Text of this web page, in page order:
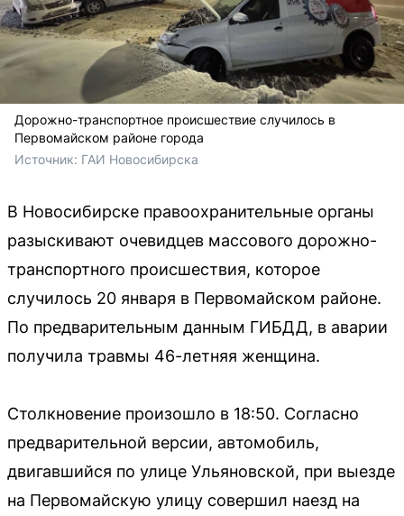
Дорожно-транспортное происшествие случилось в
Первомайском районе города
Источник: ГАИ Новосибирска
В Новосибирске правоохранительные органы
разыскивают очевидцев массового дорожно-
транспортного происшествия, которое
случилось 20 января в Первомайском районе.
По предварительным данным ГИБДД, в аварии
получила травмы 46-летняя женщина.
Столкновение произошло в 18:50. Согласно
предварительной версии, автомобиль,
двигавшийся по улице Ульяновской, при выезде
на Первомайскую улицу совершил наезд на